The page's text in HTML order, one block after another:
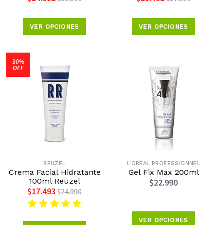
VER OPCIONES VER OPCIONES
30%
OFF
REUZEL
Crema Facial Hidratante
100ml Reuzel
$17.493 $24.990
L'ORÉAL PROFESSIONNEL
Gel Fix Max 200ml
$22.990
VER OPCIONES